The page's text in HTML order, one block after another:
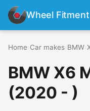
Wheel Fitment
Home Car makes BMW
BMW X6
(2020 - )